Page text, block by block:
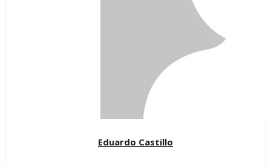
Eduardo Castillo